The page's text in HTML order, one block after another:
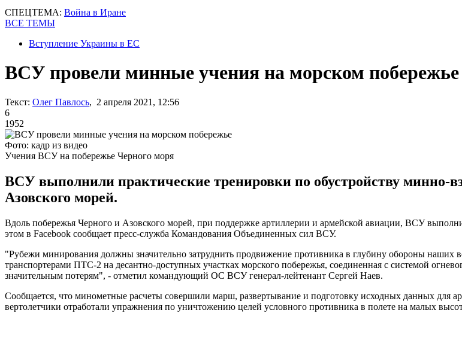
СПЕЦТЕМА: Война в Иране
ВСЕ ТЕМЫ
Вступление Украины в ЕС
ВСУ провели минные учения на морском побережье
Текст: Олег Павлось, 2 апреля 2021, 12:56
6
1952
Фото: кадр из видео
Учения ВСУ на побережье Черного моря
ВСУ выполнили практические тренировки по обустройству минно-
Азовского морей.
Вдоль побережья Черного и Азовского морей, при поддержке артиллерии и армейской авиации, ВСУ
этом в Facebook сообщает пресс-служба Командования Объединенных сил ВСУ.
"Рубежи минирования должны значительно затруднить продвижение противника в глубину обороны наших
транспортерами ПТС-2 на десантно-доступных участках морского побережья, соединенная с системой
значительным потерям", - отметил командующий ОС ВСУ генерал-лейтенант Сергей Наев.
Сообщается, что минометные расчеты совершили марш, развертывание и подготовку исходных данных для
вертолетчики отработали упражнения по уничтожению целей условного противника в полете на малых